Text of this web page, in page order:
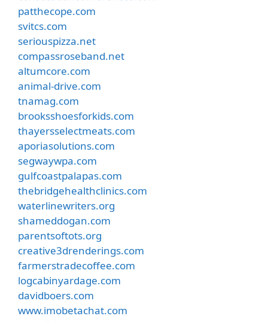
patthecope.com
svitcs.com
seriouspizza.net
compassroseband.net
altumcore.com
animal-drive.com
tnamag.com
brooksshoesforkids.com
thayersselectmeats.com
aporiasolutions.com
segwaywpa.com
gulfcoastpalapas.com
thebridgehealthclinics.com
waterlinewriters.org
shameddogan.com
parentsoftots.org
creative3drenderings.com
farmerstradecoffee.com
logcabinyardage.com
davidboers.com
www.imobetachat.com